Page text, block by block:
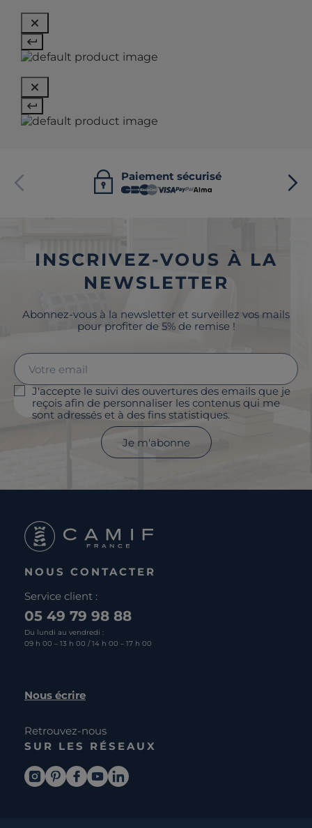
Paiement sécurisé
INSCRIVEZ-VOUS À LA
NEWSLETTER
Abonnez-vous à la newsletter et surveillez vos mails
pour profiter de 5% de remise !
J'accepte le suivi des ouvertures des emails que je
reçois afin de personnaliser les contenus qui me
sont adressés et à des fins statistiques.
Je m'abonne
NOUS CONTACTER
Service client :
05 49 79 98 88
Du lundi au vendredi :
09 h 00 – 13 h 00 / 14 h 00 – 17 h 00
Nous écrire
Retrouvez-nous
SUR LES RÉSEAUX